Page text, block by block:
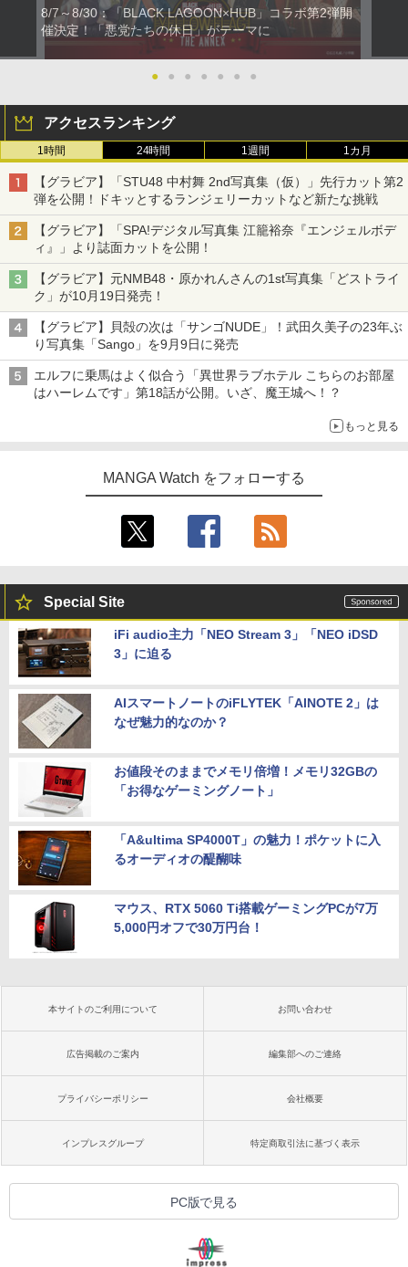
8/7～8/30：「BLACK LAGOON×HUB」コラボ第2弾開
催決定！「悪党たちの休日」がテーマに
● ● ● ● ● ● ●
アクセスランキング
1時間 24時間 1週間 1カ月
【グラビア】「STU48 中村舞 2nd写真集（仮）」先行カット第2
弾を公開！ドキッとするランジェリーカットなど新たな挑戦
【グラビア】「SPA!デジタル写真集 江籠裕奈『エンジェルボデ
ィ』」より誌面カットを公開！
【グラビア】元NMB48・原かれんさんの1st写真集「どストライ
ク」が10月19日発売！
【グラビア】貝殻の次は「サンゴNUDE」！武田久美子の23年ぶ
り写真集「Sango」を9月9日に発売
エルフに乗馬はよく似合う「異世界ラブホテル こちらのお部屋
はハーレムです」第18話が公開。いざ、魔王城へ！？
もっと見る
MANGA Watch をフォローする
Special Site
iFi audio主力「NEO Stream 3」「NEO iDSD
3」に迫る
AIスマートノートのiFLYTEK「AINOTE 2」は
なぜ魅力的なのか？
お値段そのままでメモリ倍増！メモリ32GBの
「お得なゲーミングノート」
「A&ultima SP4000T」の魅力！ポケットに入
るオーディオの醍醐味
マウス、RTX 5060 Ti搭載ゲーミングPCが7万
5,000円オフで30万円台！
本サイトのご利用について お問い合わせ
広告掲載のご案内 編集部へのご連絡
プライバシーポリシー 会社概要
インプレスグループ 特定商取引法に基づく表示
PC版で見る